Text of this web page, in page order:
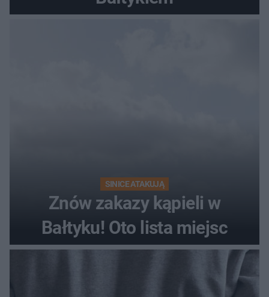
SINICE ATAKUJĄ
Znów zakazy kąpieli w
Bałtyku! Oto lista miejsc